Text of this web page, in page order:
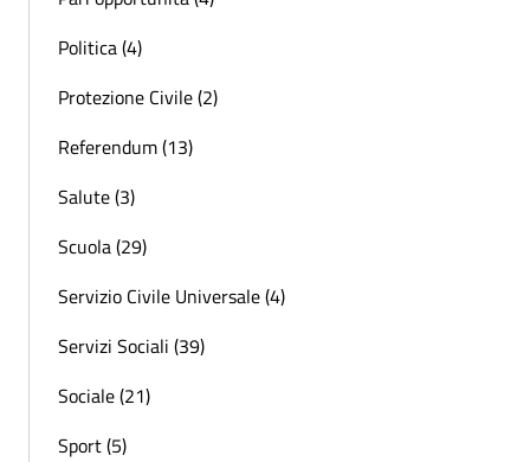
Politica (4)
Protezione Civile (2)
Referendum (13)
Salute (3)
Scuola (29)
Servizio Civile Universale (4)
Servizi Sociali (39)
Sociale (21)
Sport (5)